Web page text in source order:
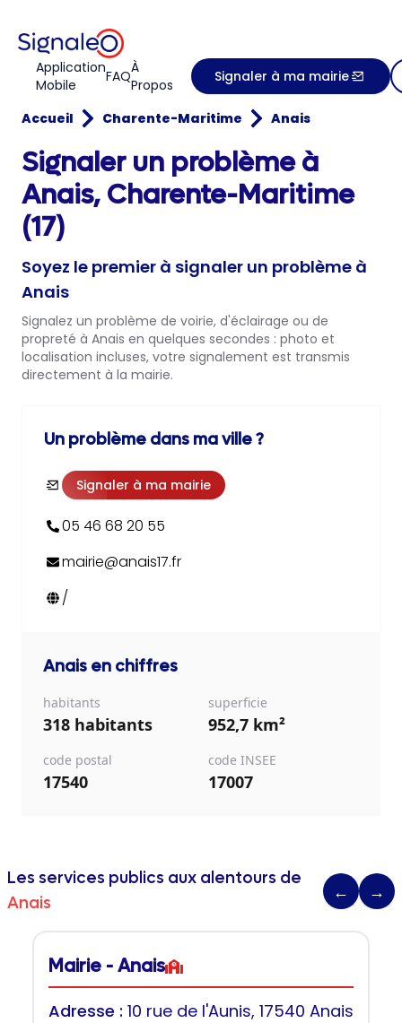
Application
Mobile
FAQÀ
Propos
Signaler à ma mairie
Accueil Charente-Maritime Anais
Signaler un problème à
Anais, Charente-Maritime
(17)
Soyez le premier à signaler un problème à
Anais
Signalez un problème de voirie, d'éclairage ou de
propreté à Anais en quelques secondes : photo et
localisation incluses, votre signalement est transmis
directement à la mairie.
Un problème dans ma ville ?
Signaler à ma mairie
05 46 68 20 55
mairie@anais17.fr
/
Anais en chiffres
habitants
318 habitants
superficie
952,7 km²
code postal
17540
code INSEE
17007
Les services publics aux alentours de
Anais
← →
Mairie - Anais
Adresse : 10 rue de l'Aunis, 17540 Anais